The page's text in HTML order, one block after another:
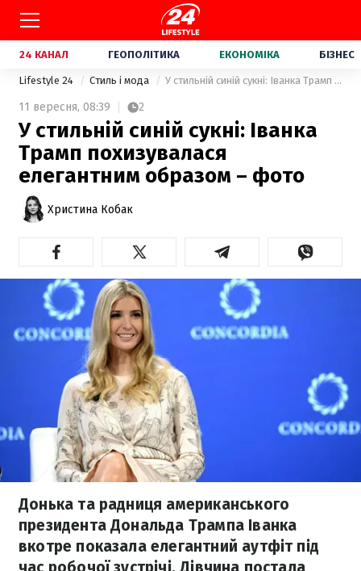
24 КАНАЛ ГЕОПОЛІТИКА ЕКОНОМІКА БІЗНЕС
Lifestyle 24 Стиль і мода У стильній синій сукні: Іванка Трамп похизувалася елегантним образом – фото
11 вересня, 08:39 2
У стильній синій сукні: Іванка
Трамп похизувалася
елегантним образом – фото
Христина Кобак
Донька та радниця американського
президента Дональда Трампа Іванка
вкотре показала елегантний аутфіт під